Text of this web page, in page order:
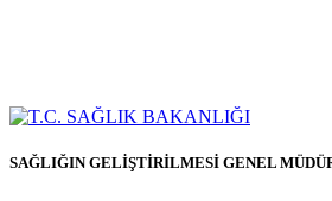
SAĞLIĞIN GELİŞTİRİLMESİ GENEL